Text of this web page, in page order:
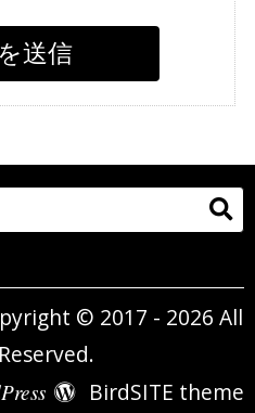
© 2017 - 2026 All
BirdSITE theme